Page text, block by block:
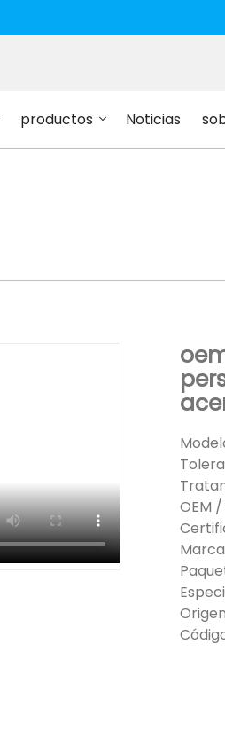
productos Noticias
OEM